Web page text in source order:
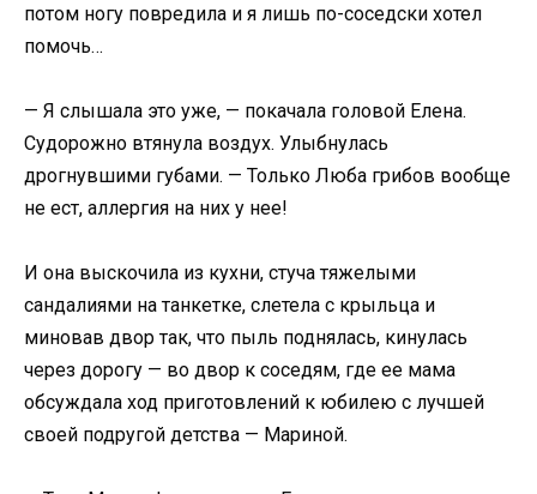
потом ногу повредила и я лишь по-соседски хотел
помочь…
— Я слышала это уже, — покачала головой Елена.
Судорожно втянула воздух. Улыбнулась
дрогнувшими губами. — Только Люба грибов вообще
не ест, аллергия на них у нее!
И она выскочила из кухни, стуча тяжелыми
сандалиями на танкетке, слетела с крыльца и
миновав двор так, что пыль поднялась, кинулась
через дорогу — во двор к соседям, где ее мама
обсуждала ход приготовлений к юбилею с лучшей
своей подругой детства — Мариной.